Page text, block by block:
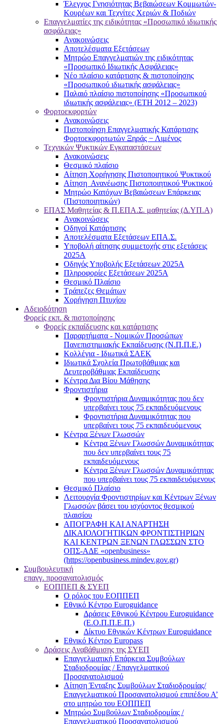
Έλεγχος Γνησιότητας Βεβαιώσεων Κομμωτών-
Κουρέων και Τεχνίτες Χεριών & Ποδιών
Επαγγελματίες της ειδικότητας «Προσωπικό ιδιωτικής
ασφάλειας»
Ανακοινώσεις
Αποτελέσματα Εξετάσεων
Μητρώο Επαγγελματιών της ειδικότητας
«Προσωπικό Ιδιωτικής Ασφάλειας»
Νέο πλαίσιο κατάρτισης & πιστοποίησης
«Προσωπικού ιδιωτικής ασφάλειας»
Παλαιό πλαίσιο πιστοποίησης «Προσωπικού
ιδιωτικής ασφάλειας» (ΕΤΗ 2012 – 2023)
Φορτοεκφορτών
Ανακοινώσεις
Πιστοποίηση Επαγγελματικής Κατάρτισης
Φορτοεκφορτωτών Ξηράς − Λιμένος
Τεχνικών Ψυκτικών Εγκαταστάσεων
Ανακοινώσεις
Θεσμικό πλαίσιο
Αίτηση Χορήγησης Πιστοποιητικού Ψυκτικού
Αίτηση Ανανέωσης Πιστοποιητικού Ψυκτικού
Μητρώο Κατόχων Βεβαιώσεων Επάρκειας
(Πιστοποιητικών)
ΕΠΑΣ Μαθητείας & Π.ΕΠΑ.Σ. μαθητείας (Δ.ΥΠ.Α)
Ανακοινώσεις
Oδηγοί Κατάρτισης
Αποτελέσματα Εξετάσεων ΕΠΑ.Σ.
Υποβολή αίτησης συμμετοχής στις εξετάσεις
2025Α
Οδηγός Υποβολής Εξετάσεων 2025A
Πληροφορίες Εξετάσεων 2025Α
Θεσμικό Πλαίσιο
Τράπεζες Θεμάτων
Χορήγηση Πτυχίου
Αδειοδότηση
Φορείς εκπ. & πιστοποίησης
Φορείς εκπαίδευσης και κατάρτισης
Παραρτήματα - Νομικών Προσώπων
Πανεπιστημιακής Εκπαίδευσης (Ν.Π.Π.Ε.)
Κολλέγια - Ιδιωτικά ΣΑΕΚ
Ιδιωτικά Σχολεία Πρωτοβάθμιας και
Δευτεροβάθμιας Εκπαίδευσης
Κέντρα Δια Βίου Μάθησης
Φροντιστήρια
Φροντιστήρια Δυναμικότητας που δεν
υπερβαίνει τους 75 εκπαιδευόμενους
Φροντιστήρια Δυναμικότητας που
υπερβαίνει τους 75 εκπαιδευόμενους
Κέντρα Ξένων Γλωσσών
Kέντρα Ξένων Γλωσσών Δυναμικότητας
που δεν υπερβαίνει τους 75
εκπαιδευόμενους
Kέντρα Ξένων Γλωσσών Δυναμικότητας
που υπερβαίνει τους 75 εκπαιδευόμενους
Θεσμικό Πλαίσιο
Λειτουργία Φροντιστηρίων και Κέντρων Ξένων
Γλωσσών βάσει του ισχύοντος θεσμικού
πλαισίου
ΑΠΟΓΡΑΦΗ ΚΑΙ ΑΝΑΡΤΗΣΗ
ΔΙΚΑΙΟΛΟΓΗΤΙΚΩΝ ΦΡΟΝΤΙΣΤΗΡΙΩΝ
ΚΑΙ ΚΕΝΤΡΩΝ ΞΕΝΩΝ ΓΛΩΣΣΩΝ ΣΤΟ
ΟΠΣ-ΑΔΕ «openbusiness»
(https://openbusiness.mindev.gov.gr)
Συμβουλευτική
επαγγ. προσανατολισμός
ΕΟΠΠΕΠ & ΣΥΕΠ
Ο ρόλος του ΕΟΠΠΕΠ
Εθνικό Κέντρο Euroguidance
Δράσεις Εθνικού Κέντρου Euroguidance
(Ε.Ο.Π.Π.Ε.Π.)
Δίκτυο Εθνικών Κέντρων Euroguidance
Εθνικό Κέντρο Europass
Δράσεις Αναβάθμισης της ΣΥΕΠ
Επαγγελματική Επάρκεια Συμβούλων
Σταδιοδρομίας / Επαγγελματικού
Προσανατολισμού
Αίτηση Ένταξης Συμβούλων Σταδιοδρομίας/
Επαγγελματικού Προσανατολισμού επιπέδου Α’
στο μητρώο του ΕΟΠΠΕΠ
Μητρώο Συμβούλων Σταδιοδρομίας /
Επαγγελματικού Προσανατολισμού